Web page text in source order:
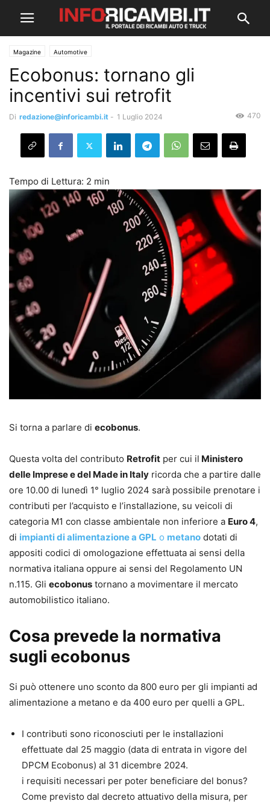
Magazine Automotive
Ecobonus: tornano gli
incentivi sui retrofit
Di redazione@inforicambi.it - 1 Luglio 2024 470
Si torna a parlare di ecobonus.
Questa volta del contributo Retrofit per cui il Ministero
delle Imprese e del Made in Italy ricorda che a partire dalle
ore 10.00 di lunedì 1° luglio 2024 sarà possibile prenotare i
contributi per l’acquisto e l’installazione, su veicoli di
categoria M1 con classe ambientale non inferiore a Euro 4,
di impianti di alimentazione a GPL o metano dotati di
appositi codici di omologazione effettuata ai sensi della
normativa italiana oppure ai sensi del Regolamento UN
n.115. Gli ecobonus tornano a movimentare il mercato
automobilistico italiano.
Cosa prevede la normativa
sugli ecobonus
Si può ottenere uno sconto da 800 euro per gli impianti ad
alimentazione a metano e da 400 euro per quelli a GPL.
I contributi sono riconosciuti per le installazioni
effettuate dal 25 maggio (data di entrata in vigore del
DPCM Ecobonus) al 31 dicembre 2024.
i requisiti necessari per poter beneficiare del bonus?
Come previsto dal decreto attuativo della misura, per